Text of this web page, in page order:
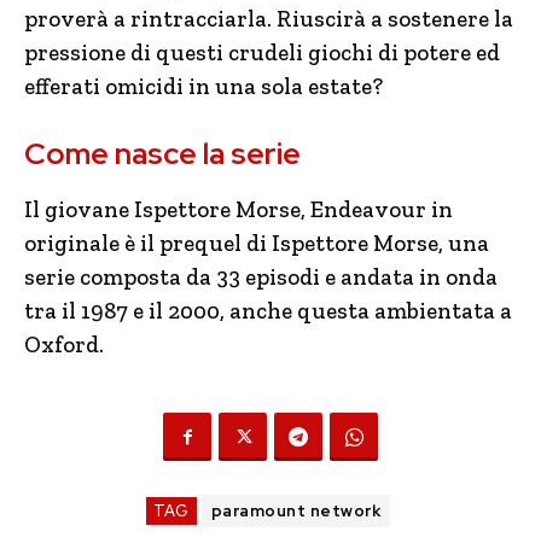
proverà a rintracciarla. Riuscirà a sostenere la
pressione di questi crudeli giochi di potere ed
efferati omicidi in una sola estate?
Come nasce la serie
Il giovane Ispettore Morse, Endeavour in
originale è il prequel di Ispettore Morse, una
serie composta da 33 episodi e andata in onda
tra il 1987 e il 2000, anche questa ambientata a
Oxford.
TAG paramount network